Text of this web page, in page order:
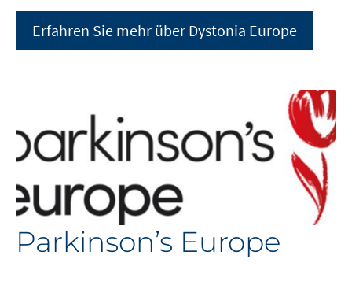
Erfahren Sie mehr über Dystonia Europe
Parkinson’s Europe